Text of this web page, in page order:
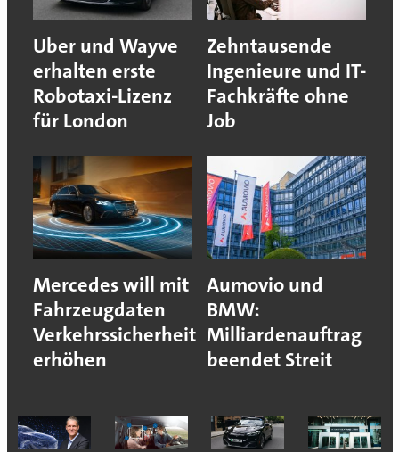
Uber und Wayve
erhalten erste
Robotaxi-Lizenz
für London
Zehntausende
Ingenieure und IT-
Fachkräfte ohne
Job
Mercedes will mit
Fahrzeugdaten
Verkehrssicherheit
erhöhen
Aumovio und
BMW:
Milliardenauftrag
beendet Streit